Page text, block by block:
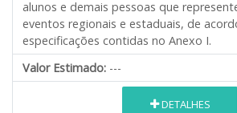
alunos e demais pessoas que
eventos regionais e estaduais, de
especificações contidas no Anexo I.
Valor Estimado: ---
DETALHES